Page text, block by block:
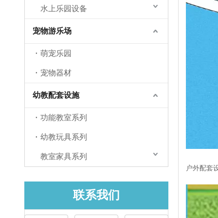
水上乐园设备
宠物游乐场
萌宠乐园
宠物器材
幼教配套设施
功能教室系列
幼教玩具系列
教室家具系列
联系我们
户外配套